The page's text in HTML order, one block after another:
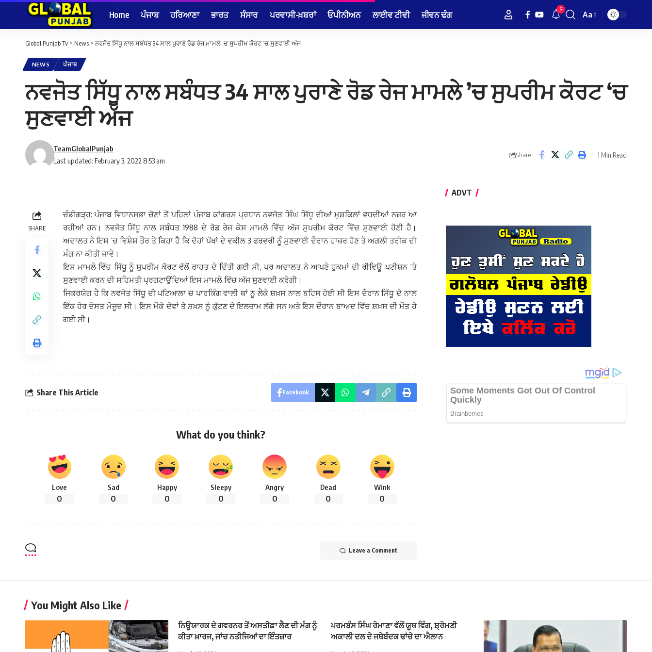
Home ਪੰਜਾਬ ਹਰਿਆਣਾ ਭਾਰਤ ਸੰਸਾਰ ਪਰਵਾਸੀ-ਖ਼ਬਰਾਂ ਓਪੀਨੀਅਨ ਲਾਈਵ ਟੀਵੀ ਜੀਵਨ ਢੰਗ 9
Font
Aa
Global Punjab Tv > News > ਨਵਜੋਤ ਸਿੱਧੂ ਨਾਲ ਸਬੰਧਤ 34 ਸਾਲ ਪੁਰਾਣੇ ਰੋਡ ਰੇਜ ਮਾਮਲੇ ’ਚ ਸੁਪਰੀਮ ਕੋਰਟ ‘ਚ ਸੁਣਵਾਈ ਅੱਜ
NEWS ਪੰਜਾਬ
ਨਵਜੋਤ ਸਿੱਧੂ ਨਾਲ ਸਬੰਧਤ 34 ਸਾਲ ਪੁਰਾਣੇ ਰੋਡ ਰੇਜ ਮਾਮਲੇ ’ਚ ਸੁਪਰੀਮ ਕੋਰਟ ‘ਚ
ਸੁਣਵਾਈ ਅੱਜ
Last updated: February 3, 2022 8:53 am
TeamGlobalPunjab
Share 1 Min Read
SHARE
ਚੰਡੀਗੜ੍ਹ: ਪੰਜਾਬ ਵਿਧਾਨਸਭਾ ਚੋਣਾਂ ਤੋਂ ਪਹਿਲਾਂ ਪੰਜਾਬ ਕਾਂਗਰਸ ਪ੍ਰਧਾਨ ਨਵਜੋਤ ਸਿੰਘ ਸਿੱਧੂ ਦੀਆਂ ਮੁਸ਼ਕਿਲਾਂ ਵਧਦੀਆਂ ਨਜ਼ਰ ਆ
ਰਹੀਆਂ ਹਨ। ਨਵਜੋਤ ਸਿੱਧੂ ਨਾਲ ਸਬੰਧਤ 1988 ਦੇ ਰੋਡ ਰੇਜ ਕੇਸ ਮਾਮਲੇ ਵਿੱਚ ਅੱਜ ਸੁਪਰੀਮ ਕੋਰਟ ਵਿੱਚ ਸੁਣਵਾਈ ਹੋਣੀ ਹੈ।
ਅਦਾਲਤ ਨੇ ਇਸ ‘ਚ ਵਿਸ਼ੇਸ਼ ਤੌਰ ਤੇ ਕਿਹਾ ਹੈ ਕਿ ਦੋਹਾਂ ਪੱਖਾਂ ਦੇ ਵਕੀਲ 3 ਫਰਵਰੀ ਨੁੂੰ ਸੁਣਵਾਈ ਦੌਰਾਨ ਹਾਜ਼ਰ ਹੋਣ ਤੇ ਅਗਲੀ ਤਰੀਕ ਦੀ
ਮੰਗ ਨਾ ਕੀਤੀ ਜਾਵੇ।
ਇਸ ਮਾਮਲੇ ਵਿੱਚ ਸਿੱਧੂ ਨੂੰ ਸੁਪਰੀਮ ਕੋਰਟ ਵੱਲੋਂ ਰਾਹਤ ਦੇ ਦਿੱਤੀ ਗਈ ਸੀ, ਪਰ ਅਦਾਲਤ ਨੇ ਆਪਣੇ ਹੁਕਮਾਂ ਦੀ ਰੀਵਿਊ ਪਟੀਸ਼ਨ ‘ਤੇ
ਸੁਣਵਾਈ ਕਰਨ ਦੀ ਸਹਿਮਤੀ ਪ੍ਰਗਟਾਉਂਦਿਆਂ ਇਸ ਮਾਮਲੇ ਵਿੱਚ ਅੱਜ ਸੁਣਵਾਈ ਕਰੇਗੀ।
ਜਿਕਰਯੋਗ ਹੈ ਕਿ ਨਵਜੋਤ ਸਿੱਧੂ ਦੀ ਪਟਿਆਲਾ ਚ ਪਾਰਕਿੰਗ ਵਾਲੀ ਥਾਂ ਨੂ ਲੈਕੇ ਸ਼ਖ਼ਸ ਨਾਲ ਬਹਿਸ ਹੋਈ ਸੀ ਇਸ ਦੌਰਾਨ ਸਿੱਧੂ ਦੇ ਨਾਲ
ਇੱਕ ਹੋਰ ਦੋਸਤ ਮੌਜੂਦ ਸੀ। ਇਸ ਮੌਕੇ ਦੋਵਾਂ ਤੇ ਸ਼ਖ਼ਸ ਨੂੰ ਕੁੱਟਣ ਦੇ ਇਲਜ਼ਾਮ ਲੱਗੇ ਸਨ ਅਤੇ ਇਸ ਦੌਰਾਨ ਬਾਅਦ ਵਿੱਚ ਸ਼ਖ਼ਸ ਦੀ ਮੌਤ ਹੋ
ਗਈ ਸੀ।
Share This Article Facebook
What do you think?
Love
0
Sad
0
Happy
0
Sleepy
0
Angry
0
Dead
0
Wink
0
Leave a Comment
ADVT
You Might Also Like
ਨਿਊਯਾਰਕ ਦੇ ਗਵਰਨਰ ਤੋਂ ਅਸਤੀਫ਼ਾ ਲੈਣ ਦੀ ਮੰਗ ਨੂੰ
ਕੀਤਾ ਖ਼ਾਰਜ, ਜਾਂਚ ਨਤੀਜਿਆਂ ਦਾ ਇੰਤਜ਼ਾਰ
ਪਰਮਬੰਸ ਸਿੰਘ ਰੋਮਾਣਾ ਵੱਲੋਂ ਯੂਥ ਵਿੰਗ, ਸ਼੍ਰੋਮਣੀ
ਅਕਾਲੀ ਦਲ ਦੇ ਜਥੇਬੰਦਕ ਢਾਂਚੇ ਦਾ ਐਲਾਨ